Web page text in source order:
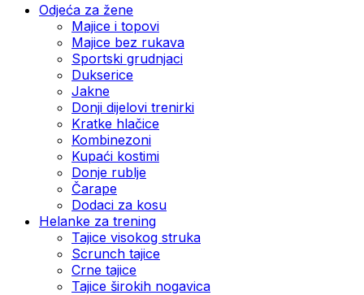
Odjeća za žene
Majice i topovi
Majice bez rukava
Sportski grudnjaci
Dukserice
Jakne
Donji dijelovi trenirki
Kratke hlačice
Kombinezoni
Kupaći kostimi
Donje rublje
Čarape
Dodaci za kosu
Helanke za trening
Tajice visokog struka
Scrunch tajice
Crne tajice
Tajice širokih nogavica